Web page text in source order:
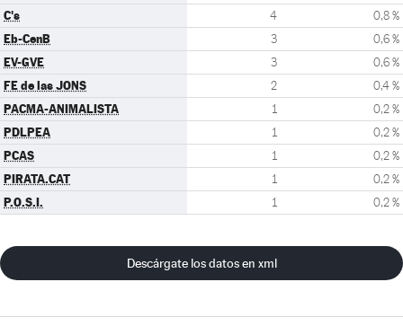
C's 4 0,8 %
Eb-CenB 3 0,6 %
EV-GVE 3 0,6 %
FE de las JONS 2 0,4 %
PACMA-ANIMALISTA 1 0,2 %
PDLPEA 1 0,2 %
PCAS 1 0,2 %
PIRATA.CAT 1 0,2 %
P.O.S.I. 1 0,2 %
Descárgate los datos en xml